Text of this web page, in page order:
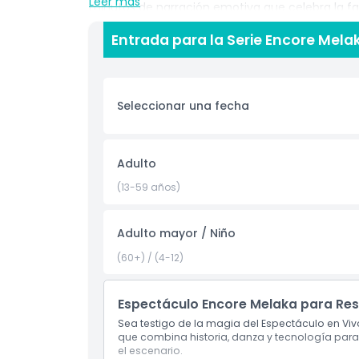
minutos de narración emotiva que celebra la
promete una experiencia inolvidable para
escenario giratorio de 360 grados. Ubicado en
Malaca, este destino es perfecto para
que refleja la belleza y el espíritu de Malasia.
que definen a Encore Melaka, una actuación
Aspectos Destacados
Política para Niños y Adultos
Exclusiones
Horario de Apertura
Entrada para la Serie Encore
Seleccionar una fecha
Adulto
(13-59 años)
Adulto mayor / Niño
(60+) / (4-12)
Espectáculo Encore Melaka para
Sea testigo de la magia del Espectáculo en
que combina historia, danza y tecnología
el escenario.